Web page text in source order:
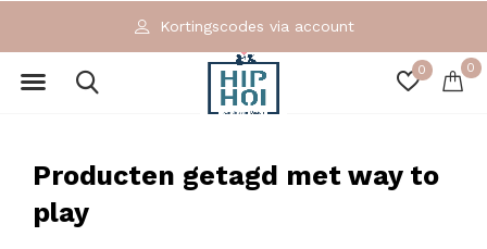
0 0
Kortingscodes via account
Producten getagd met way to
play